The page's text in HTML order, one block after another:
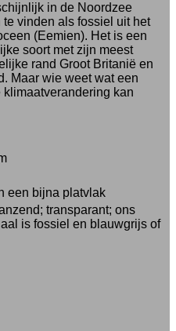
in de Noordzee
te vinden als fossiel uit het
(Eemien). Het is een
soort met zijn meest
rand Groot Britanië en
Maar wie weet wat een
klimaatverandering kan
een bijna platvlak
transparant; ons
is fossiel en blauwgrijs of